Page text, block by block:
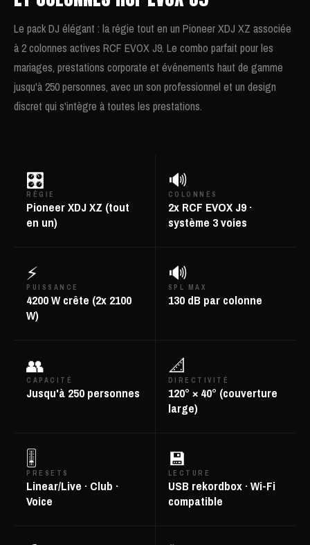
Le pack DJ élégant : la régie tout en un Pioneer XDJ XZ associée
à 2 colonnes actives RCF EVOX J9. Le combo parfait pour les
mariages, prestations corporate et événements haut de gamme
jusqu'à 250 personnes, avec un son professionnel et un design
discret qui s'intègre à toutes les prestations.
🎛️
RÉGIE
Pioneer XDJ XZ (tout
en un)
🔊
COLONNES
2x RCF EVOX J9 ·
système 3 voies
⚡
PUISSANCE
4200 W crête (2x 2100
W)
🔊
SPL MAX
130 dB par colonne
👥
CAPACITÉ
Jusqu'à 250 personnes
📐
DIRECTIVITÉ
120° × 40° (couverture
large)
🎚️
PRESETS
Linear/Live · Club ·
Voice
💾
LECTURE
USB rekordbox · Wi-Fi
compatible